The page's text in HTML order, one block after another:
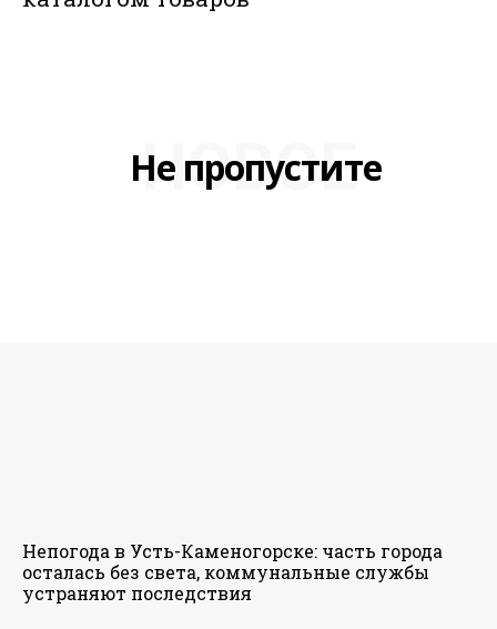
Не пропустите
НОВОЕ
Непогода в Усть-Каменогорске: часть города
осталась без света, коммунальные службы
устраняют последствия